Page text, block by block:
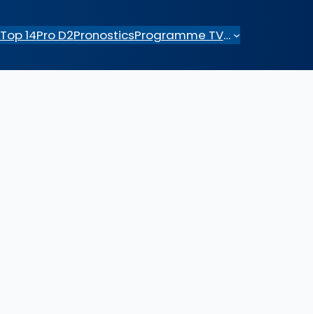
Top 14Pro D2PronosticsProgramme TV…